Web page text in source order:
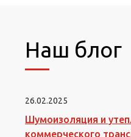
Наш блог
26.02.2025
Шумоизоляция и
коммерческого